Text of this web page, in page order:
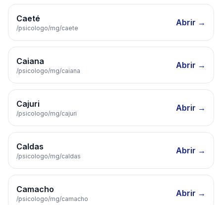
Caeté
/psicologo/mg/caete
Abrir →
Caiana
/psicologo/mg/caiana
Abrir →
Cajuri
/psicologo/mg/cajuri
Abrir →
Caldas
/psicologo/mg/caldas
Abrir →
Camacho
/psicologo/mg/camacho
Abrir →